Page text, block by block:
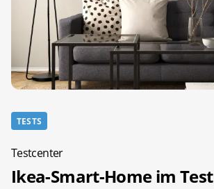
TESTS
Testcenter
Ikea-Smart-Home im Test